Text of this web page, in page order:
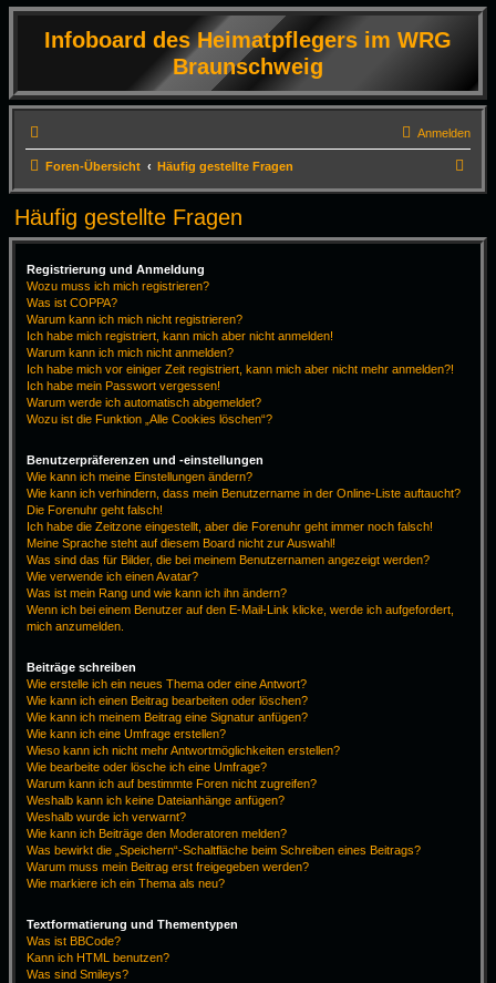
Infoboard des Heimatpflegers im WRG
Braunschweig
Anmelden
Foren-Übersicht Häufig gestellte Fragen
u
h
Häufig gestellte Fragen
Registrierung und Anmeldung
Wozu muss ich mich registrieren?
Was ist COPPA?
Warum kann ich mich nicht registrieren?
Ich habe mich registriert, kann mich aber nicht anmelden!
Warum kann ich mich nicht anmelden?
Ich habe mich vor einiger Zeit registriert, kann mich aber nicht mehr anmelden?!
Ich habe mein Passwort vergessen!
Warum werde ich automatisch abgemeldet?
Wozu ist die Funktion „Alle Cookies löschen“?
Benutzerpräferenzen und -einstellungen
Wie kann ich meine Einstellungen ändern?
Wie kann ich verhindern, dass mein Benutzername in der Online-Liste auftaucht?
Die Forenuhr geht falsch!
Ich habe die Zeitzone eingestellt, aber die Forenuhr geht immer noch falsch!
Meine Sprache steht auf diesem Board nicht zur Auswahl!
Was sind das für Bilder, die bei meinem Benutzernamen angezeigt werden?
Wie verwende ich einen Avatar?
Was ist mein Rang und wie kann ich ihn ändern?
Wenn ich bei einem Benutzer auf den E-Mail-Link klicke, werde ich aufgefordert,
mich anzumelden.
Beiträge schreiben
Wie erstelle ich ein neues Thema oder eine Antwort?
Wie kann ich einen Beitrag bearbeiten oder löschen?
Wie kann ich meinem Beitrag eine Signatur anfügen?
Wie kann ich eine Umfrage erstellen?
Wieso kann ich nicht mehr Antwortmöglichkeiten erstellen?
Wie bearbeite oder lösche ich eine Umfrage?
Warum kann ich auf bestimmte Foren nicht zugreifen?
Weshalb kann ich keine Dateianhänge anfügen?
Weshalb wurde ich verwarnt?
Wie kann ich Beiträge den Moderatoren melden?
Was bewirkt die „Speichern“-Schaltfläche beim Schreiben eines Beitrags?
Warum muss mein Beitrag erst freigegeben werden?
Wie markiere ich ein Thema als neu?
Textformatierung und Thementypen
Was ist BBCode?
Kann ich HTML benutzen?
Was sind Smileys?